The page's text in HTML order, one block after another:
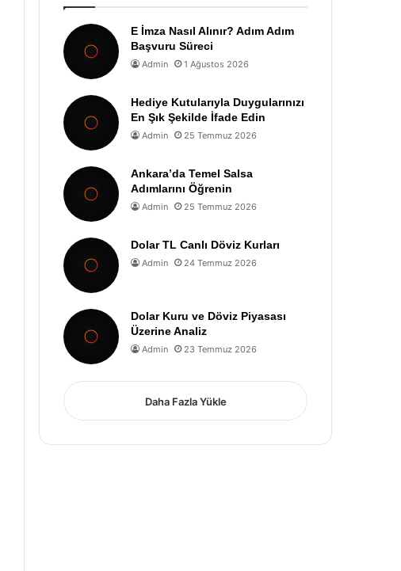
E İmza Nasıl Alınır? Adım Adım
Başvuru Süreci
Admin 1 Ağustos 2026
Hediye Kutularıyla Duygularınızı
En Şık Şekilde İfade Edin
Admin 25 Temmuz 2026
Ankara’da Temel Salsa
Adımlarını Öğrenin
Admin 25 Temmuz 2026
Dolar TL Canlı Döviz Kurları
Admin 24 Temmuz 2026
Dolar Kuru ve Döviz Piyasası
Üzerine Analiz
Admin 23 Temmuz 2026
Daha Fazla Yükle